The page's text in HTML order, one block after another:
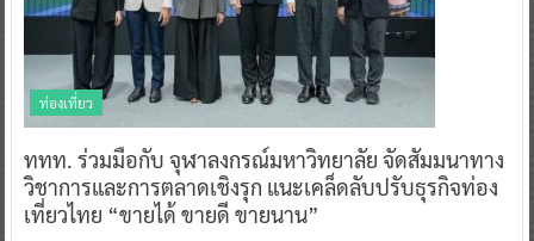
ท่องเที่ยว
ททท. ร่วมมือกับ จุฬาลงกรณ์มหาวิทยาลัย จัดสัมมนาทาง
วิชาการและการตลาดเชิงรุก แนะเคล็ดลับปรับธุรกิจท่อง
เที่ยวไทย “ขายได้ ขายดี ขายนาน”